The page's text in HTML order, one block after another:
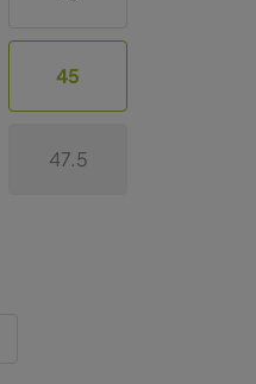
45
47.5